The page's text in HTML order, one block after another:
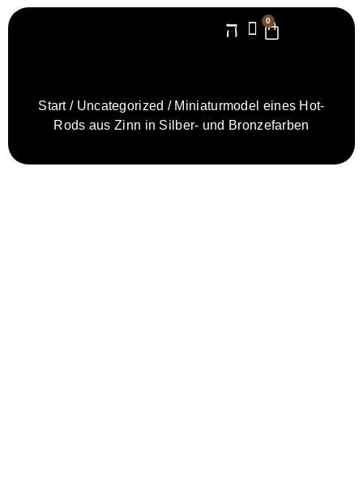
0
Start/ Uncategorized / Miniaturmodel eines Hot-
Rods aus Zinn in Silber- und Bronzefarben